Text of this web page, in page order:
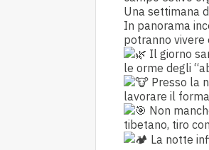
Una settimana
In panorama
potranno
Il giorno
le orme degli
Presso la
lavorare il
Non
tibetano, tiro
La notte